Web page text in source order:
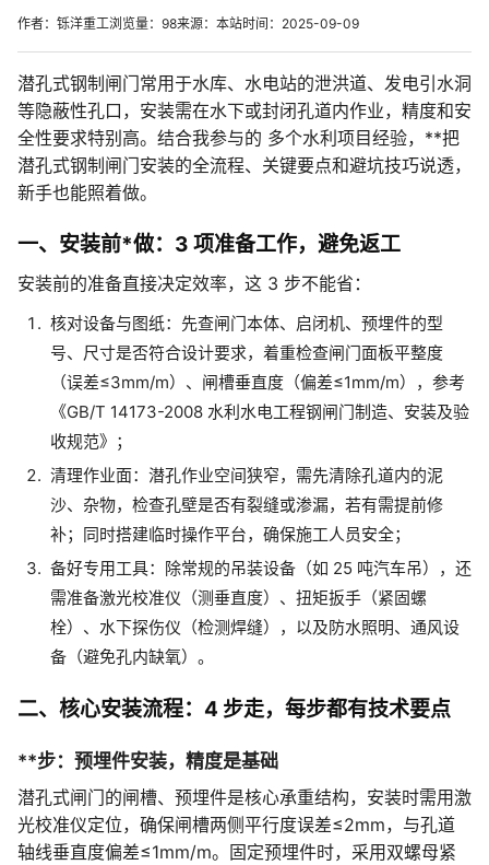
作者：铄洋重工浏览量：98来源：本站时间：2025-09-09
潜孔式钢制闸门常用于水库、水电站的泄洪道、发电引水洞
等隐蔽性孔口，安装需在水下或封闭孔道内作业，精度和安
全性要求特别高。结合我参与的 多个水利项目经验，**把
潜孔式钢制闸门安装的全流程、关键要点和避坑技巧说透，
新手也能照着做。
一、安装前*做：3 项准备工作，避免返工
安装前的准备直接决定效率，这 3 步不能省：
核对设备与图纸：先查闸门本体、启闭机、预埋件的型
号、尺寸是否符合设计要求，着重检查闸门面板平整度
（误差≤3mm/m）、闸槽垂直度（偏差≤1mm/m），参考
《GB/T 14173-2008 水利水电工程钢闸门制造、安装及验
收规范》；
清理作业面：潜孔作业空间狭窄，需先清除孔道内的泥
沙、杂物，检查孔壁是否有裂缝或渗漏，若有需提前修
补；同时搭建临时操作平台，确保施工人员安全；
备好专用工具：除常规的吊装设备（如 25 吨汽车吊），还
需准备激光校准仪（测垂直度）、扭矩扳手（紧固螺
栓）、水下探伤仪（检测焊缝），以及防水照明、通风设
备（避免孔内缺氧）。
二、核心安装流程：4 步走，每步都有技术要点
**步：预埋件安装，精度是基础
潜孔式闸门的闸槽、预埋件是核心承重结构，安装时需用激
光校准仪定位，确保闸槽两侧平行度误差≤2mm，与孔道
轴线垂直度偏差≤1mm/m。固定预埋件时，采用双螺母紧